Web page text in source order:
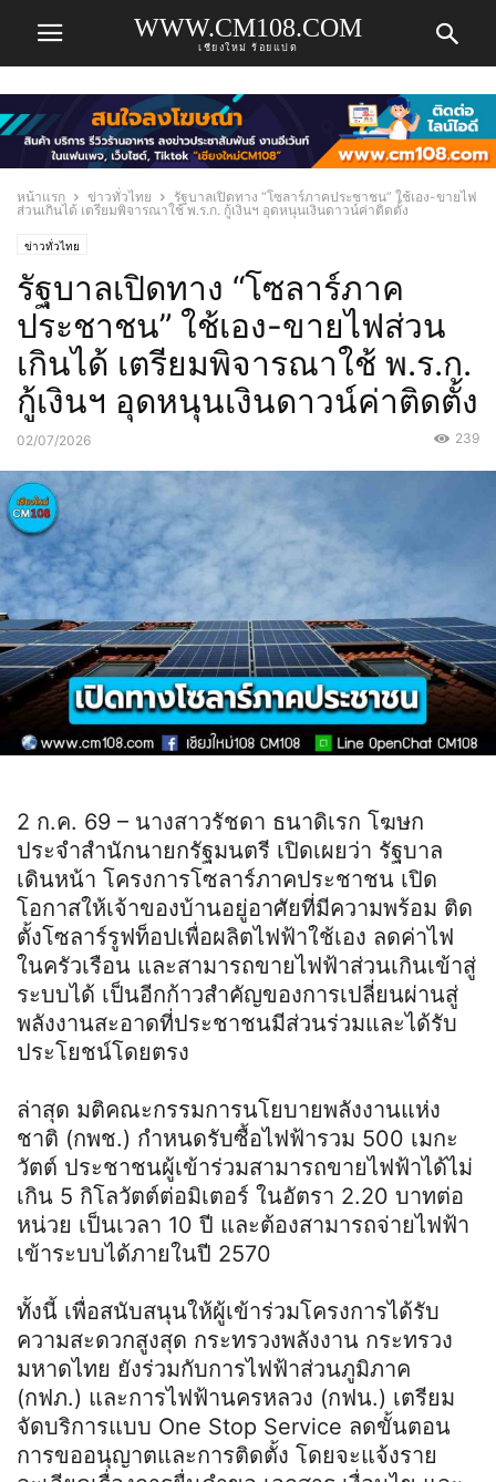
WWW.CM108.COM
เชียงใหม่ ร้อยแปด
หน้าแรก ข่าวทั่วไทย
รัฐบาลเปิดทาง “โซลาร์ภาคประชาชน” ใช้เอง-ขายไฟ
ส่วนเกินได้ เตรียมพิจารณาใช้ พ.ร.ก. กู้เงินฯ อุดหนุนเงินดาวน์ค่าติดตั้ง
ข่าวทั่วไทย
รัฐบาลเปิดทาง “โซลาร์ภาค
ประชาชน” ใช้เอง-ขายไฟส่วน
เกินได้ เตรียมพิจารณาใช้ พ.ร.ก.
กู้เงินฯ อุดหนุนเงินดาวน์ค่าติดตั้ง
02/07/2026 239
2 ก.ค. 69 – นางสาวรัชดา ธนาดิเรก โฆษก
ประจำสำนักนายกรัฐมนตรี เปิดเผยว่า รัฐบาล
เดินหน้า โครงการโซลาร์ภาคประชาชน เปิด
โอกาสให้เจ้าของบ้านอยู่อาศัยที่มีความพร้อม ติด
ตั้งโซลาร์รูฟท็อปเพื่อผลิตไฟฟ้าใช้เอง ลดค่าไฟ
ในครัวเรือน และสามารถขายไฟฟ้าส่วนเกินเข้าสู่
ระบบได้ เป็นอีกก้าวสำคัญของการเปลี่ยนผ่านสู่
พลังงานสะอาดที่ประชาชนมีส่วนร่วมและได้รับ
ประโยชน์โดยตรง
ล่าสุด มติคณะกรรมการนโยบายพลังงานแห่ง
ชาติ (กพช.) กำหนดรับซื้อไฟฟ้ารวม 500 เมกะ
วัตต์ ประชาชนผู้เข้าร่วมสามารถขายไฟฟ้าได้ไม่
เกิน 5 กิโลวัตต์ต่อมิเตอร์ ในอัตรา 2.20 บาทต่อ
หน่วย เป็นเวลา 10 ปี และต้องสามารถจ่ายไฟฟ้า
เข้าระบบได้ภายในปี 2570
ทั้งนี้ เพื่อสนับสนุนให้ผู้เข้าร่วมโครงการได้รับ
ความสะดวกสูงสุด กระทรวงพลังงาน กระทรวง
มหาดไทย ยังร่วมกับการไฟฟ้าส่วนภูมิภาค
(กฟภ.) และการไฟฟ้านครหลวง (กฟน.) เตรียม
จัดบริการแบบ One Stop Service ลดขั้นตอน
การขออนุญาตและการติดตั้ง โดยจะแจ้งราย